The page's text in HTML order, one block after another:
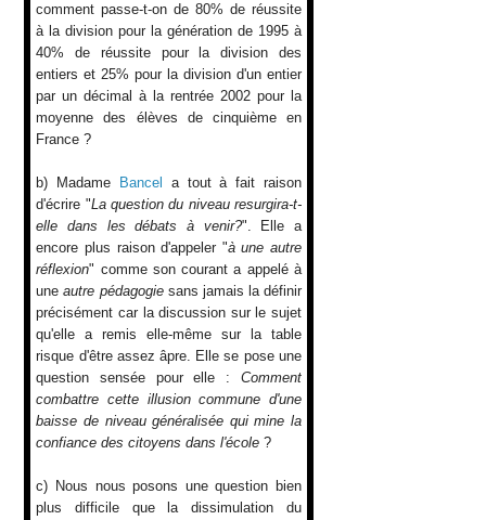
comment passe-t-on de 80% de réussite
à la division pour la génération de 1995 à
40% de réussite pour la division des
entiers et 25% pour la division d'un entier
par un décimal à la rentrée 2002 pour la
moyenne des élèves de cinquième en
France ?
b) Madame Bancel
a tout à fait raison
d'écrire "La question du niveau resurgira-t-
elle dans les débats à venir?". Elle a
encore plus raison d'appeler "à une autre
réflexion" comme son courant a appelé à
uneautre pédagogie sans jamais la définir
précisément car la discussion sur le sujet
qu'elle a remis elle-même sur la table
risque d'être assez âpre. Elle se pose une
question sensée pour elle : Comment
combattre cette illusion commune d'une
baisse de niveau généralisée qui mine la
confiance des citoyens dans l'école?
c) Nous nous posons une question bien
plus difficile que la dissimulation du